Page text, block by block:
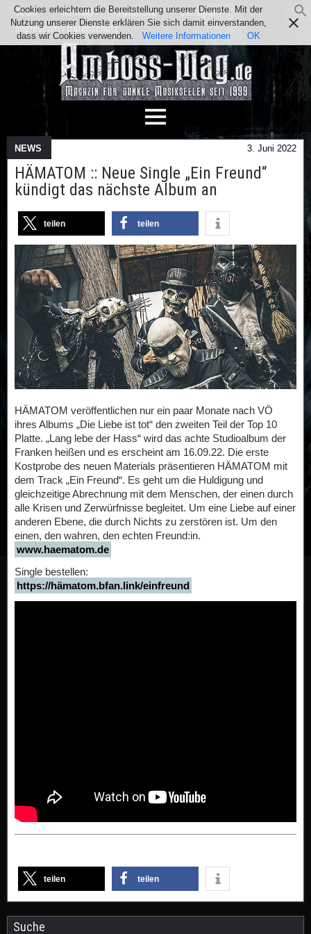
Team Kontakt Facebook
Instagram
Impressum / Datenschutz
NEWS 3. Juni 2022
HÄMATOM :: Neue Single „Ein Freund“
kündigt das nächste Album an
teilen teilen
HÄMATOM veröffentlichen nur ein paar Monate nach VÖ
ihres Albums „Die Liebe ist tot“ den zweiten Teil der Top 10
Platte. „Lang lebe der Hass“ wird das achte Studioalbum der
Franken heißen und es erscheint am 16.09.22. Die erste
Kostprobe des neuen Materials präsentieren HÄMATOM mit
dem Track „Ein Freund“. Es geht um die Huldigung und
gleichzeitige Abrechnung mit dem Menschen, der einen durch
alle Krisen und Zerwürfnisse begleitet. Um eine Liebe auf einer
anderen Ebene, die durch Nichts zu zerstören ist. Um den
einen, den wahren, den echten Freund:in.
www.haematom.de
Single bestellen:
https://hämatom.bfan.link/einfreund
teilen teilen
Suche
Cookies erleichtern die Bereitstellung unserer Dienste. Mit der
Nutzung unserer Dienste erklären Sie sich damit einverstanden,
dass wir Cookies verwenden.
Weitere Informationen OK